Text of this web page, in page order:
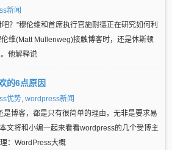
新闻
”穆伦维和首席执行官施耐德正在研究如何利
维(Matt Mullenweg)接触博客时，还是休斯顿
他解释说
的6点原因
优势, wordpress新闻
博客，都是只有很简单的理由，无非是要求易
文将和小编一起来看看wordpress的几个受博主
：WordPress大概